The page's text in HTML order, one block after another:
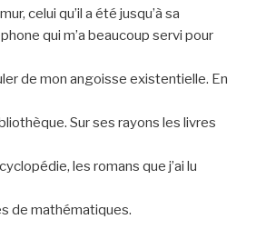
celui qu’il a été jusqu’à sa
qui m’a beaucoup servi pour
de mon angoisse existentielle. En
Sur ses rayons les livres
les romans que j’ai lu
de mathématiques.